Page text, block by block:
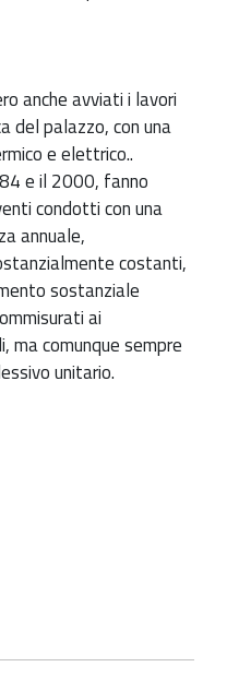
anche avviati i lavori
del palazzo, con una
e elettrico..
e il 2000, fanno
condotti con una
annuale,
costanti,
sostanziale
ai
ma comunque sempre
unitario.